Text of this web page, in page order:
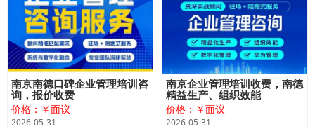
南京南德口碑企业管理培训咨
询，报价收费
价格：￥面议
2026-05-31
南京企业管理培训收费，南德
精益生产、组织效能
价格：￥面议
2026-05-31